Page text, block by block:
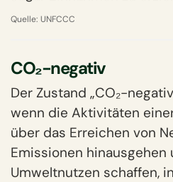
Quelle: UNFCCC
CO₂-negativ
Der Zustand „CO₂-
wenn die Aktivitäten
über das Erreichen von
Emissionen hinausgehen
Umweltnutzen schaffen,